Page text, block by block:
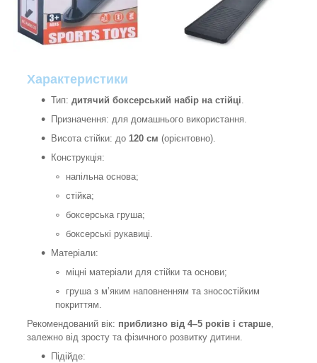
Характеристики
Тип: дитячий боксерський набір на стійці.
Призначення: для домашнього використання.
Висота стійки: до 120 см (орієнтовно).
Конструкція:
напільна основа;
стійка;
боксерська груша;
боксерські рукавиці.
Матеріали:
міцні матеріали для стійки та основи;
груша з м’яким наповненням та зносостійким
покриттям.
Рекомендований вік: приблизно від 4–5 років і старше,
залежно від зросту та фізичного розвитку дитини.
Підійде: